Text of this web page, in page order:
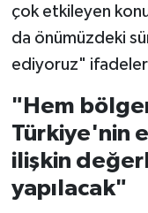
çok etkileyen
da önümüzdeki
ediyoruz"
"Hem
Türkiye'nin
ilişkin
yapılacak"